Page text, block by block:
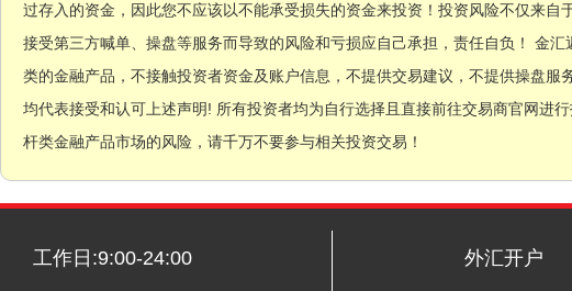
过存入的资金，因此您不应该以不能承受损失的资金来投资！投资风险不仅来
接受第三方喊单、操盘等服务而导致的风险和亏损应自己承担，责任自负！ 金
类的金融产品，不接触投资者资金及账户信息，不提供交易建议，不提供操盘
均代表接受和认可上述声明! 所有投资者均为自行选择且直接前往交易商官网进
杆类金融产品市场的风险，请千万不要参与相关投资交易！
工作日:9:00-24:00 外汇开户